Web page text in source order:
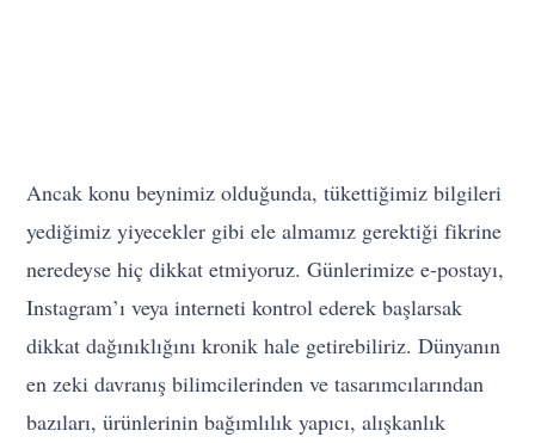
Ancak konu beynimiz olduğunda, tükettiğimiz bilgileri
yediğimiz yiyecekler gibi ele almamız gerektiği fikrine
neredeyse hiç dikkat etmiyoruz. Günlerimize e-postayı,
Instagram’ı veya interneti kontrol ederek başlarsak
dikkat dağınıklığını kronik hale getirebiliriz. Dünyanın
en zeki davranış bilimcilerinden ve tasarımcılarından
bazıları, ürünlerinin bağımlılık yapıcı, alışkanlık